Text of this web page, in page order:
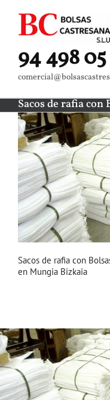
contenido
94 498
Sacos de rafia con
Sacos de rafia con
en Mungia Bizkaia